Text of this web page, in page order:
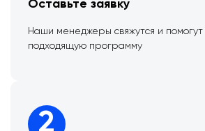
Оставьте заявку
Наши менеджеры свяжутся и помогут
подходящую программу
2